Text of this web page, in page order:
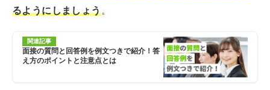
るようにしましょう。
関連記事
面接の質問と回答例を例文つきで紹介！答
え方のポイントと注意点とは